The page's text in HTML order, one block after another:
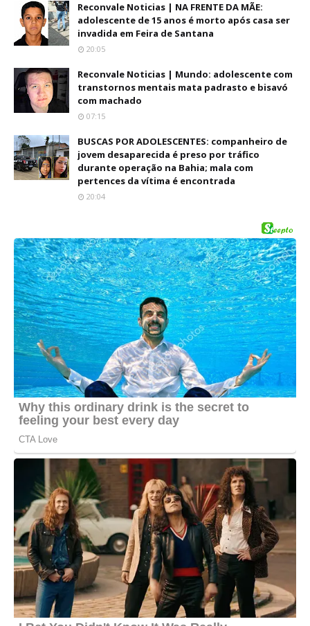
Reconvale Noticias | NA FRENTE DA MÃE:
adolescente de 15 anos é morto após casa ser
invadida em Feira de Santana
20:05
Reconvale Noticias | Mundo: adolescente com
transtornos mentais mata padrasto e bisavó
com machado
07:15
BUSCAS POR ADOLESCENTES: companheiro de
jovem desaparecida é preso por tráfico
durante operação na Bahia; mala com
pertences da vítima é encontrada
20:04